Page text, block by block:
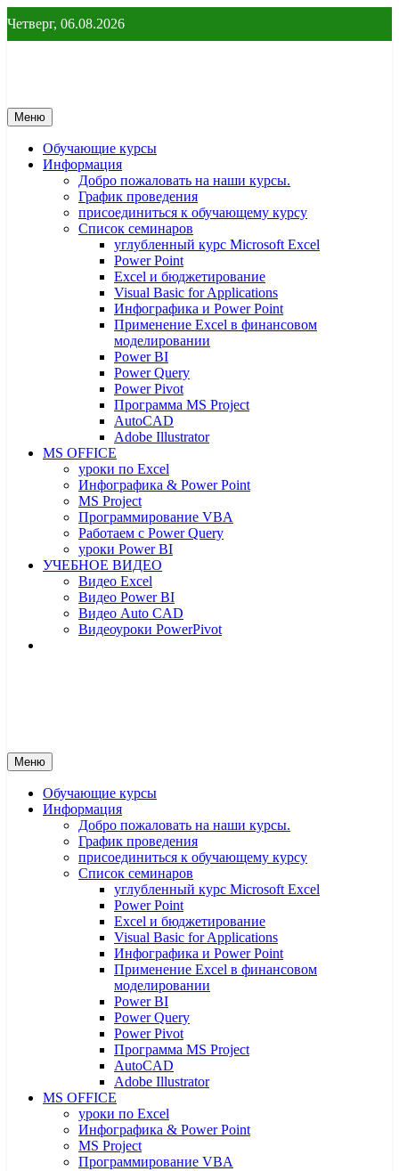
к
содержимому
Четверг, 06.08.2026
Меню
Обучающие курсы
Информация
Добро пожаловать на наши курсы.
График проведения
присоединиться к обучающему курсу
Список семинаров
углубленный курс Microsoft Excel
Power Point
Excel и бюджетирование
Visual Basic for Applications
Инфографика и Power Point
Применение Excel в финансовом
моделировании
Power BI
Power Query
Power Pivot
Программа MS Project
AutoCAD
Adobe Illustrator
MS OFFICE
уроки по Excel
Инфографика & Power Point
MS Project
Программирование VBA
Работаем с Power Query
уроки Power BI
УЧЕБНОЕ ВИДЕО
Видео Excel
Видео Power BI
Видео Auto CAD
Видеоуроки PowerPivot
Меню
Обучающие курсы
Информация
Добро пожаловать на наши курсы.
График проведения
присоединиться к обучающему курсу
Список семинаров
углубленный курс Microsoft Excel
Power Point
Excel и бюджетирование
Visual Basic for Applications
Инфографика и Power Point
Применение Excel в финансовом
моделировании
Power BI
Power Query
Power Pivot
Программа MS Project
AutoCAD
Adobe Illustrator
MS OFFICE
уроки по Excel
Инфографика & Power Point
MS Project
Программирование VBA